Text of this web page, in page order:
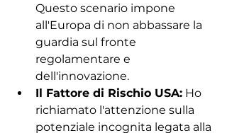
Questo scenario impone
all'Europa di non abbassare la
guardia sul fronte
regolamentare e
dell'innovazione.
Il Fattore di Rischio USA: Ho
richiamato l'attenzione sulla
potenziale incognita legata alla